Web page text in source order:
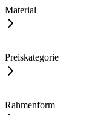
Material
Preiskategorie
Rahmenform